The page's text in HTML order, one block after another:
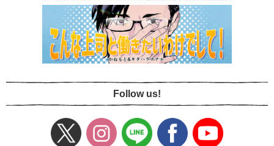
Follow us!